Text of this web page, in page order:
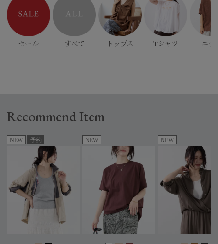
セール すべて トップス Tシャツ ニッ
Recommend Item
NEW 予約 NEW NEW